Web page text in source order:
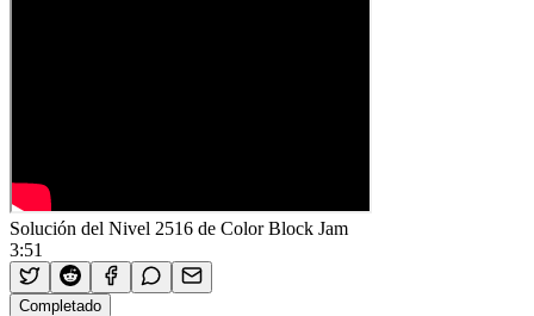
Solución del Nivel 2516 de Color Block Jam
3:51
Completado